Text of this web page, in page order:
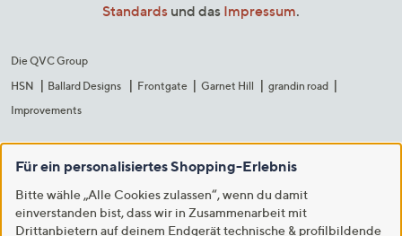
Standards und das Impressum.
Die QVC Group
HSN
Ballard Designs Frontgate Garnet Hill
grandin road
Improvements
Für ein personalisiertes Shopping-Erlebnis
Bitte wähle „Alle Cookies zulassen“, wenn du damit
einverstanden bist, dass wir in Zusammenarbeit mit
Drittanbietern auf deinem Endgerät technische & profilbildende